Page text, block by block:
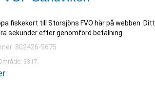
fiskekort till Storsjöns FVO här på webben.
sekunder efter genomförd betalning.
802426-9675
3317.